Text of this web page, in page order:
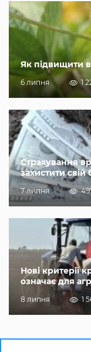
Як підвищити
6 липня 1
Страхування
захистити свій
7 липня
Нові критерії
означає для
8 липня 1